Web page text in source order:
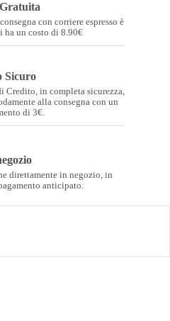
con corriere espresso è
ha un costo di 8.90€
Sicuro
Credito, in completa sicurezza,
alla consegna con un
di 3€.
direttamente in negozio, in
anticipato.